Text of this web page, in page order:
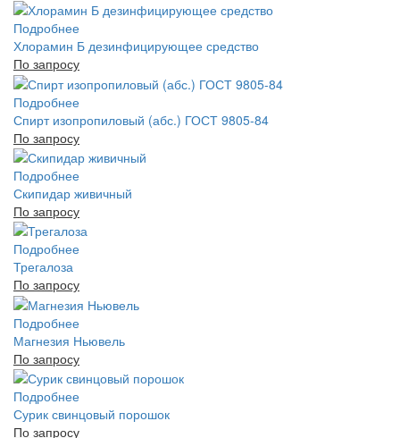
Подробнее
Хлорамин Б дезинфицирующее средство
По запросу
Подробнее
Спирт изопропиловый (абс.) ГОСТ 9805-84
По запросу
Подробнее
Скипидар живичный
По запросу
Подробнее
Трегалоза
По запросу
Подробнее
Магнезия Ньювель
По запросу
Подробнее
Сурик свинцовый порошок
По запросу